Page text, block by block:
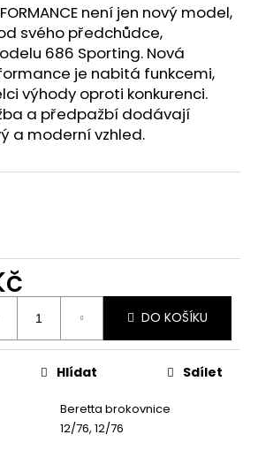
není jen nový model,
svého předchůdce,
686 Sporting. Nová
je nabitá funkcemi,
výhody oproti konkurenci.
a předpažbí dodávají
a moderní vzhled.
DO KOŠÍKU
Beretta brokovnice
12/76, 12/76
Hlídat Sdílet